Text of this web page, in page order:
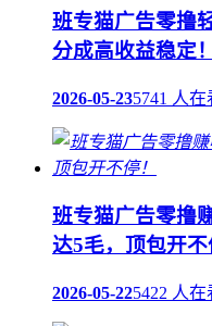
班专猫广告零撸
分成高收益稳定！
2026-05-235741 人在
班专猫广告零撸
达5毛，顶包开不
2026-05-225422 人在